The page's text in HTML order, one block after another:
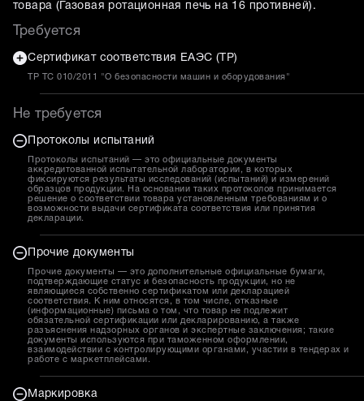
товара ( Газовая ротационная печь на 16 противней ).
Требуется
Сертификат соответствия ЕАЭС (ТР)
ТР ТС 010/2011 "О безопасности машин и оборудования"
Не требуется
Протоколы испытаний
Протоколы испытаний — это официальные документы
аккредитованной испытательной лаборатории, в которых
фиксируются результаты исследований (испытаний) и измерений
образцов продукции. На основании таких протоколов принимается
решение о соответствии товара установленным требованиям и о
возможности выдачи сертификата соответствия или принятия
декларации.
Прочие документы
Прочие документы — это дополнительные официальные бумаги,
подтверждающие статус и безопасность продукции, но не
являющиеся собственно сертификатом или декларацией
соответствия. К ним относятся, в том числе, отказные
(информационные) письма о том, что товар не подлежит
обязательной сертификации или декларированию, а также
разъяснения надзорных органов и экспертные заключения; такие
документы используются при таможенном оформлении,
взаимодействии с контролирующими органами, участии в тендерах и
работе с маркетплейсами.
Маркировка